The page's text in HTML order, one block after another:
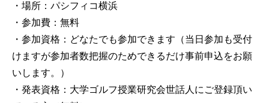
・場所：パシフィコ横浜
・参加費：無料
・参加資格：どなたでも参加できます（当日参加も受付
けますが参加者数把握のためできるだけ事前申込をお願
いします。）
・発表資格：大学ゴルフ授業研究会世話人にご登録頂い